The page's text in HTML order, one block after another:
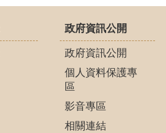
政府資訊公開
政府資訊公開
個人資料保護專
區
影音專區
相關連結